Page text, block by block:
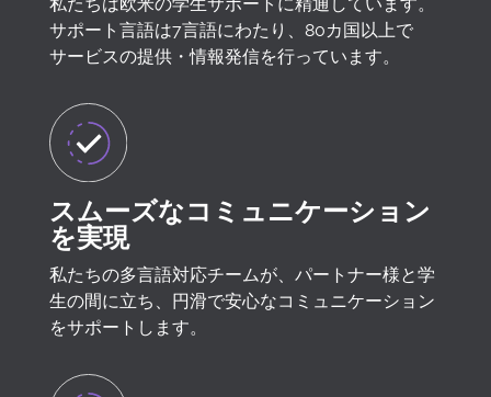
私たちは欧米の学生サポートに精通しています。
サポート言語は7言語にわたり、80カ国以上で
サービスの提供・情報発信を行っています。
スムーズなコミュニケーション
を実現
私たちの多言語対応チームが、パートナー様と学
生の間に立ち、円滑で安心なコミュニケーション
をサポートします。